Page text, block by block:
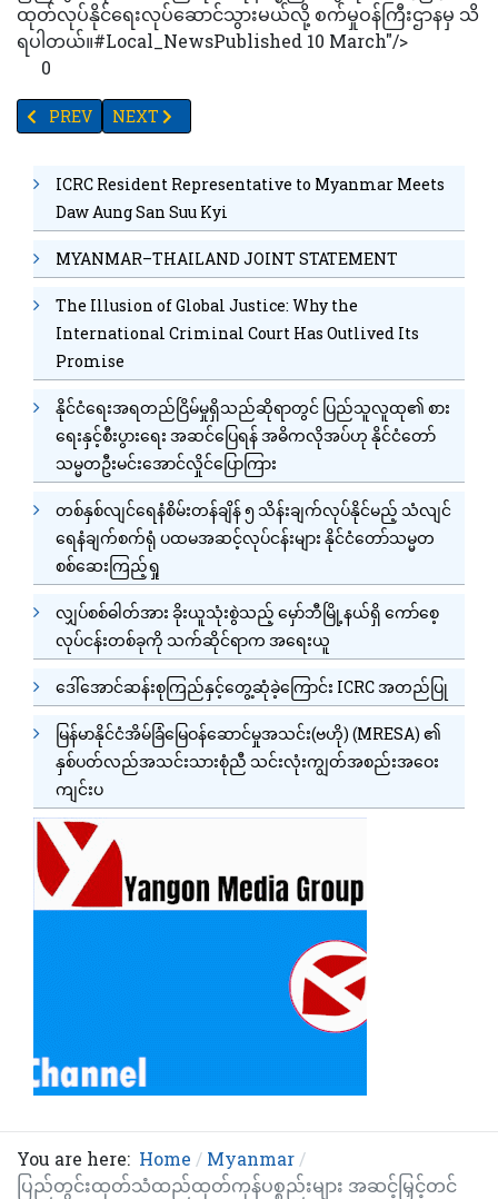
ထုတ်လုပ်နိုင်ရေးလုပ်ဆောင်သွားမယ်လို့ စက်မှုဝန်ကြီးဌာနမှ သိ
ရပါတယ်။#Local_NewsPublished 10 March"/>
0
PREVIOUS ARTICLE: တက္ကသိုလ်ဝင်စာမေးပွဲဖြေဆိုသူများ သွားလ
PREV NEXT ARTICLE: ဆောက်လုပ်ရေးအသင်းချုပ်နှင့် ရုပ်
NEXT
ICRC Resident Representative to Myanmar Meets
Daw Aung San Suu Kyi
MYANMAR–THAILAND JOINT STATEMENT
The Illusion of Global Justice: Why the
International Criminal Court Has Outlived Its
Promise
နိုင်ငံရေးအရတည်ငြိမ်မှုရှိသည်ဆိုရာတွင် ပြည်သူလူထု၏ စား
ရေးနှင့်စီးပွားရေး အဆင်ပြေရန် အဓိကလိုအပ်ဟု နိုင်ငံတော်
သမ္မတဦးမင်းအောင်လှိုင်ပြောကြား
တစ်နှစ်လျင်ရေနံစိမ်းတန်ချိန် ၅ သိန်းချက်လုပ်နိုင်မည့် သံလျင်
ရေနံချက်စက်ရုံ ပထမအဆင့်လုပ်ငန်းများ နိုင်ငံတော်သမ္မတ
စစ်ဆေးကြည့်ရှု
လျှပ်စစ်ဓါတ်အား ခိုးယူသုံးစွဲသည့် မှော်ဘီမြို့နယ်ရှိ ကော်စေ့
လုပ်ငန်းတစ်ခုကို သက်ဆိုင်ရာက အရေးယူ
ဒေါ်အောင်ဆန်းစုကြည်နှင့်တွေ့ဆုံခဲ့ကြောင်း ICRC အတည်ပြု
မြန်မာနိုင်ငံအိမ်ခြံမြေဝန်ဆောင်မှုအသင်း(ဗဟို) (MRESA) ၏
နှစ်ပတ်လည်အသင်းသားစုံညီ သင်းလုံးကျွတ်အစည်းအဝေး
ကျင်းပ
You are here: Home
Myanmar
ပြည်တွင်းထုတ်သံထည်ထုတ်ကုန်ပစ္စည်းများ အဆင့်မြှင့်တင်